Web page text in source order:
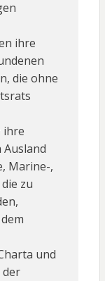
ihre
die ohne
ihre
Marine-,
zu
und
der